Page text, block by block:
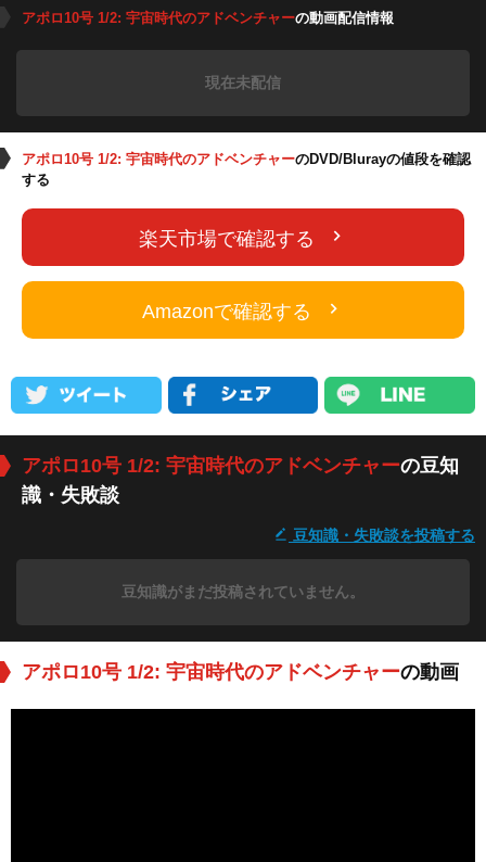
アポロ10号 1/2: 宇宙時代のアドベンチャーの動画配信情報
現在未配信
アポロ10号 1/2: 宇宙時代のアドベンチャーのDVD/Blurayの値段を確認
する
楽天市場で確認する
Amazonで確認する
アポロ10号 1/2: 宇宙時代のアドベンチャーの豆知
識・失敗談
豆知識・失敗談を投稿する
豆知識がまだ投稿されていません。
アポロ10号 1/2: 宇宙時代のアドベンチャーの動画